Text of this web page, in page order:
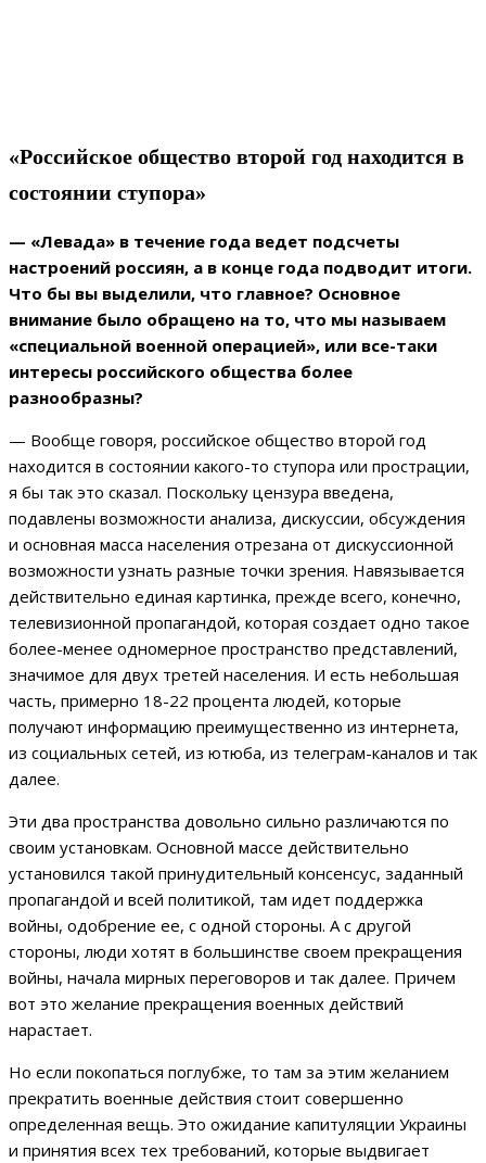
«Российское общество второй год находится в
состоянии ступора»
— «Левада» в течение года ведет подсчеты
настроений россиян, а в конце года подводит итоги.
Что бы вы выделили, что главное? Основное
внимание было обращено на то, что мы называем
«специальной военной операцией», или все-таки
интересы российского общества более
разнообразны?
— Вообще говоря, российское общество второй год
находится в состоянии какого-то ступора или прострации,
я бы так это сказал. Поскольку цензура введена,
подавлены возможности анализа, дискуссии, обсуждения
и основная масса населения отрезана от дискуссионной
возможности узнать разные точки зрения. Навязывается
действительно единая картинка, прежде всего, конечно,
телевизионной пропагандой, которая создает одно такое
более-менее одномерное пространство представлений,
значимое для двух третей населения. И есть небольшая
часть, примерно 18-22 процента людей, которые
получают информацию преимущественно из интернета,
из социальных сетей, из ютюба, из телеграм-каналов и так
далее.
Эти два пространства довольно сильно различаются по
своим установкам. Основной массе действительно
установился такой принудительный консенсус, заданный
пропагандой и всей политикой, там идет поддержка
войны, одобрение ее, с одной стороны. А с другой
стороны, люди хотят в большинстве своем прекращения
войны, начала мирных переговоров и так далее. Причем
вот это желание прекращения военных действий
нарастает.
Но если покопаться поглубже, то там за этим желанием
прекратить военные действия стоит совершенно
определенная вещь. Это ожидание капитуляции Украины
и принятия всех тех требований, которые выдвигает